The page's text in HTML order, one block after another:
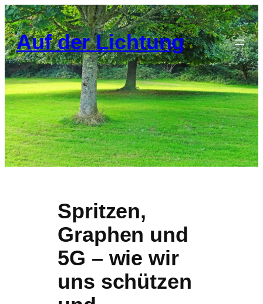
Zum
Inhalt
springen
Auf der Lichtung
Spritzen,
Graphen und
5G – wie wir
uns schützen